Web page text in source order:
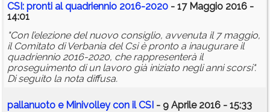
CSI: pronti al quadriennio 2016-2020 - 17 Maggio 2016 -
14:01
"Con l’elezione del nuovo consiglio, avvenuta il 7 maggio,
il Comitato di Verbania del Csi è pronto a inaugurare il
quadriennio 2016-2020, che rappresenterà il
proseguimento di un lavoro già iniziato negli anni scorsi".
Di seguito la nota diffusa.
pallanuoto e Minivolley con il CSI - 9 Aprile 2016 - 15:33